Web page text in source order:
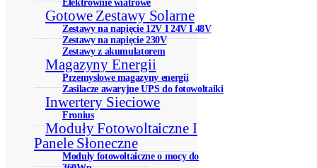
Elektrownie wiatrowe
Gotowe Zestawy Solarne
Zestawy na napięcie 12V I 24V I 48V
Zestawy na napięcie 230V
Zestawy z akumulatorem
Magazyny Energii
Przemysłowe magazyny energii
Zasilacze awaryjne UPS do fotowoltaiki
Inwertery Sieciowe
Fronius
Moduły Fotowoltaiczne I
Panele Słoneczne
Moduły fotowoltaiczne o mocy do